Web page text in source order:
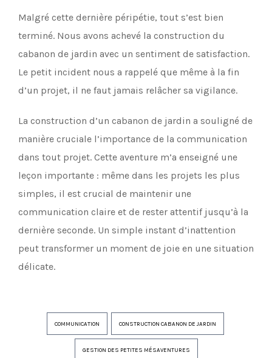
Malgré cette dernière péripétie, tout s’est bien
terminé. Nous avons achevé la construction du
cabanon de jardin avec un sentiment de satisfaction.
Le petit incident nous a rappelé que même à la fin
d’un projet, il ne faut jamais relâcher sa vigilance.
La construction d’un cabanon de jardin a souligné de
manière cruciale l’importance de la communication
dans tout projet. Cette aventure m’a enseigné une
leçon importante : même dans les projets les plus
simples, il est crucial de maintenir une
communication claire et de rester attentif jusqu’à la
dernière seconde. Un simple instant d’inattention
peut transformer un moment de joie en une situation
délicate.
COMMUNICATION CONSTRUCTION CABANON DE JARDIN
GESTION DES PETITES MÉSAVENTURES